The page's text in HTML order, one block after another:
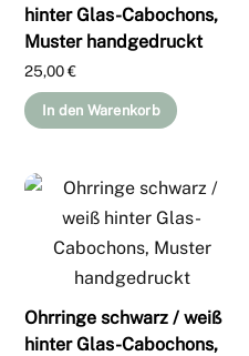
hinter Glas-Cabochons,
Muster handgedruckt
25,00€
In den Warenkorb
Ohrringe schwarz / weiß
hinter Glas-Cabochons,